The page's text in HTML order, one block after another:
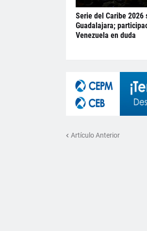
Serie del Caribe 2026
Guadalajara;
Venezuela en duda
Artículo Anterior